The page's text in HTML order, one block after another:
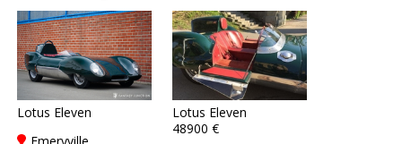
Lotus Eleven
Lotus Eleven
48900 €